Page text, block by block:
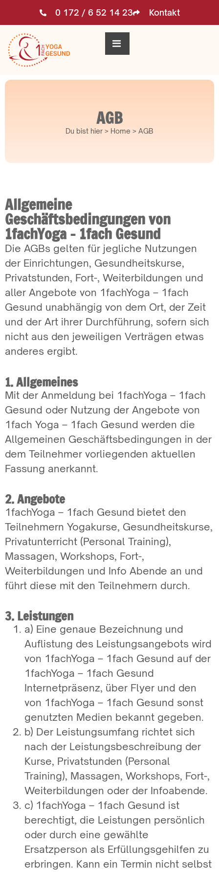
0 172 / 6 52 14 23 Kontakt
AGB
Du bist hier > Home > AGB
Allgemeine
Geschäftsbedingungen von
1fachYoga – 1fach Gesund
Die AGBs gelten für jegliche Nutzungen
der Einrichtungen, Gesundheitskurse,
Privatstunden, Fort-, Weiterbildungen und
aller Angebote von 1fachYoga – 1fach
Gesund unabhängig von dem Ort, der Zeit
und der Art ihrer Durchführung, sofern sich
nicht aus den jeweiligen Verträgen etwas
anderes ergibt.
1. Allgemeines
Mit der Anmeldung bei 1fachYoga – 1fach
Gesund oder Nutzung der Angebote von
1fach Yoga – 1fach Gesund werden die
Allgemeinen Geschäftsbedingungen in der
dem Teilnehmer vorliegenden aktuellen
Fassung anerkannt.
2. Angebote
1fachYoga – 1fach Gesund bietet den
Teilnehmern Yogakurse, Gesundheitskurse,
Privatunterricht (Personal Training),
Massagen, Workshops, Fort-,
Weiterbildungen und Info Abende an und
führt diese mit den Teilnehmern durch.
3. Leistungen
a) Eine genaue Bezeichnung und
Auflistung des Leistungsangebots wird
von 1fachYoga – 1fach Gesund auf der
1fachYoga – 1fach Gesund
Internetpräsenz, über Flyer und den
von 1fachYoga – 1fach Gesund sonst
genutzten Medien bekannt gegeben.
b) Der Leistungsumfang richtet sich
nach der Leistungsbeschreibung der
Kurse, Privatstunden (Personal
Training), Massagen, Workshops, Fort-,
Weiterbildungen oder der Infoabende.
c) 1fachYoga – 1fach Gesund ist
berechtigt, die Leistungen persönlich
oder durch eine gewählte
Ersatzperson als Erfüllungsgehilfen zu
erbringen. Kann ein Termin nicht selbst